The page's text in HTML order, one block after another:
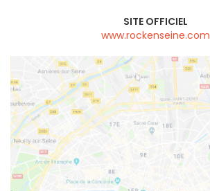
SITE OFFICIEL
www.rockenseine.com